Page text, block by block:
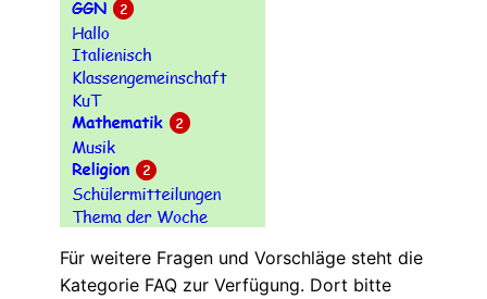
Für weitere Fragen und Vorschläge steht die
Kategorie FAQ zur Verfügung. Dort bitte